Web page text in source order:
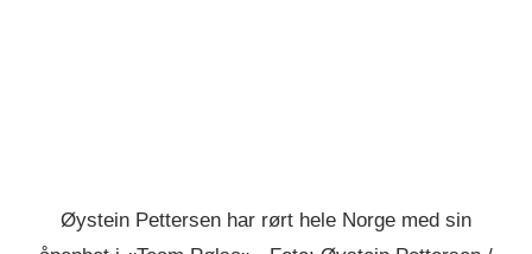
Øystein Pettersen har rørt hele Norge med sin